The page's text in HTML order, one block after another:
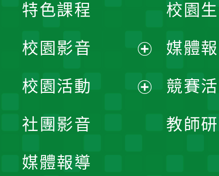
校園
媒體
競賽
教師
特色課程
校園影音
開
校園活動
社團影音
媒體報導